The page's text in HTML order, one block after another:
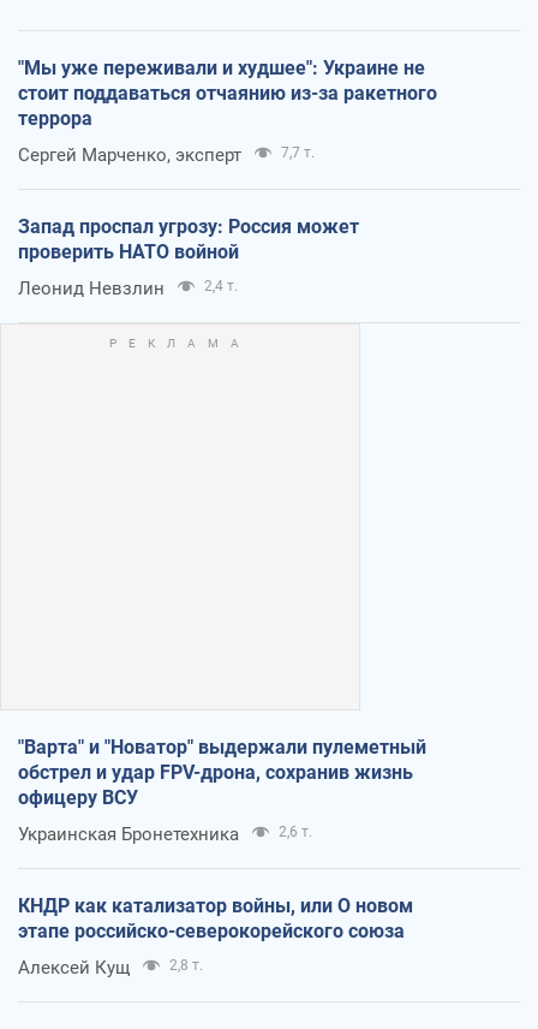
"Мы уже переживали и худшее": Украине не
стоит поддаваться отчаянию из-за ракетного
террора
Сергей Марченко, эксперт 7,7 т.
Запад проспал угрозу: Россия может
проверить НАТО войной
Леонид Невзлин 2,4 т.
"Варта" и "Новатор" выдержали пулеметный
обстрел и удар FPV-дрона, сохранив жизнь
офицеру ВСУ
Украинская Бронетехника 2,6 т.
КНДР как катализатор войны, или О новом
этапе российско-северокорейского союза
Алексей Кущ 2,8 т.